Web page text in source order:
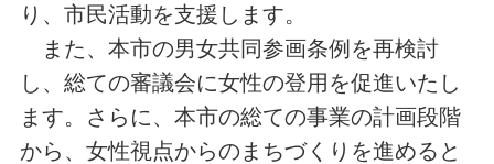
り、市民活動を支援します。
また、本市の男女共同参画条例を再検討
し、総ての審議会に女性の登用を促進いたし
ます。さらに、本市の総ての事業の計画段階
から、女性視点からのまちづくりを進めると